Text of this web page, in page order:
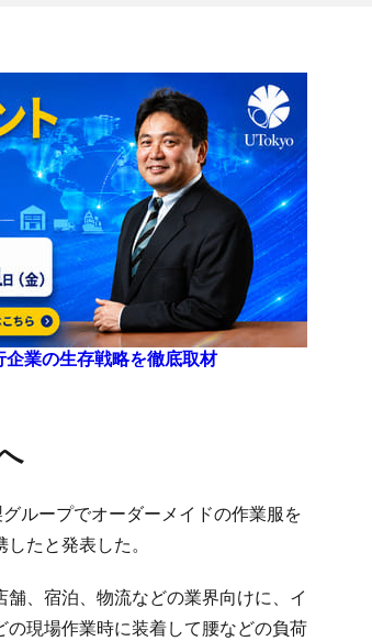
業の生存戦略を徹底取材
ループでオーダーメイドの作業服を
たと発表した。
、宿泊、物流などの業界向けに、イ
現場作業時に装着して腰などの負荷